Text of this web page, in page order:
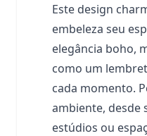
Este design
embeleza seu
elegância boho,
como um
cada momento.
ambiente, desde
estúdios ou